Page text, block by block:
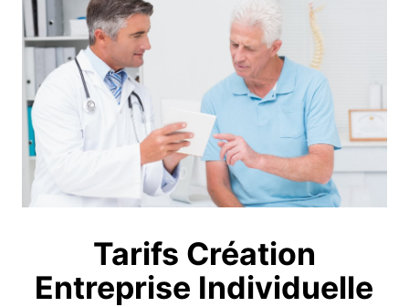
Tarifs Création
Entreprise Individuelle